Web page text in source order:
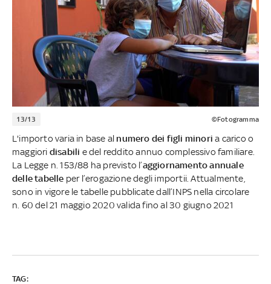
13/13 ©Fotogramma
L'importo varia in base al numero dei figli minori a carico o
maggiori disabili e del reddito annuo complessivo familiare.
La Legge n. 153/88 ha previsto l’aggiornamento annuale
delle tabelle per l’erogazione degli importii. Attualmente,
sono in vigore le tabelle pubblicate dall’INPS nella circolare
n. 60 del 21 maggio 2020 valida fino al 30 giugno 2021
TAG: